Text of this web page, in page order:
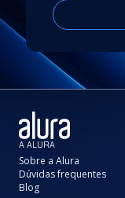
A ALURA
Sobre a Alura
Dúvidas frequentes
Blog